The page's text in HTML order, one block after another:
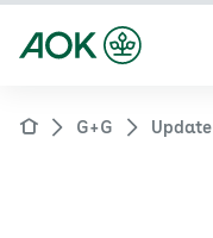
G+G Update